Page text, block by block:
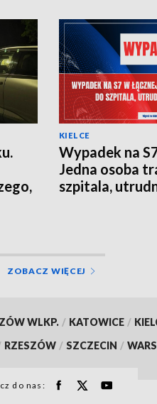
KIELCE
Wypadek na
Jedna osoba
szpitala,
ZOBACZ WIĘCEJ
WLKP. / KATOWICE /
RZESZÓW / SZCZECIN /
do nas: